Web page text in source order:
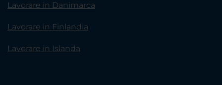
Lavorare in Danimarca
Lavorare in Finlandia
Lavorare in Islanda